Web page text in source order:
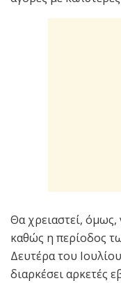
Θα χρειαστεί, όμως,
καθώς η περίοδος
Δευτέρα του
διαρκέσει αρκετές